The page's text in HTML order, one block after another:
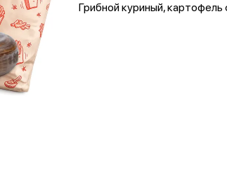
Грибной куриный, картофель